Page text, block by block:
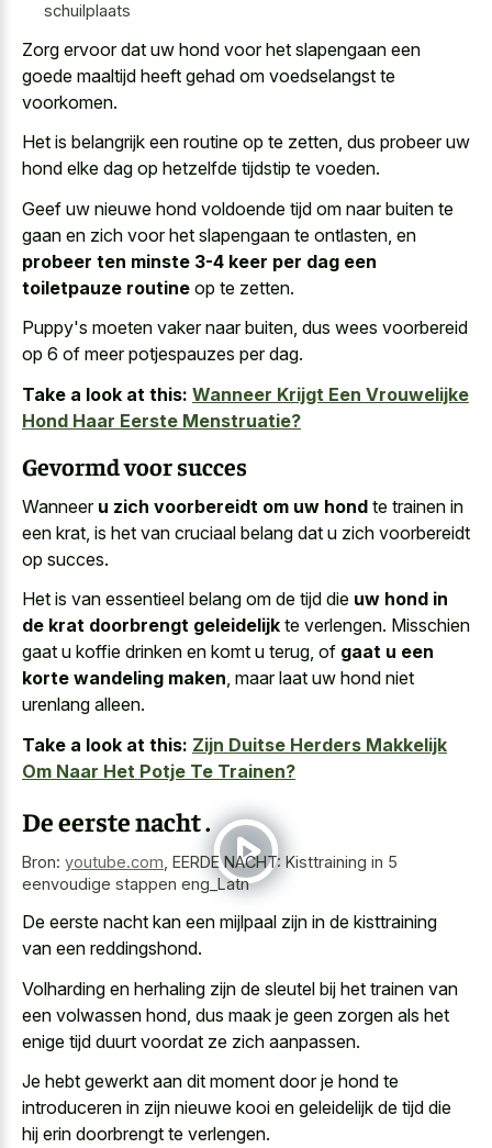
schuilplaats
Zorg ervoor dat uw hond voor het slapengaan een
goede maaltijd heeft gehad om voedselangst te
voorkomen.
Het is belangrijk een routine op te zetten, dus probeer uw
hond elke dag op hetzelfde tijdstip te voeden.
Geef uw nieuwe hond voldoende tijd om naar buiten te
gaan en zich voor het slapengaan te ontlasten, en
probeer ten minste 3-4 keer per dag een
toiletpauze routine op te zetten.
Puppy's moeten vaker naar buiten, dus wees voorbereid
op 6 of meer potjespauzes per dag.
Take a look at this: Wanneer Krijgt Een Vrouwelijke
Hond Haar Eerste Menstruatie?
Gevormd voor succes
Wanneer u zich voorbereidt om uw hond te trainen in
een krat, is het van cruciaal belang dat u zich voorbereidt
op succes.
Het is van essentieel belang om de tijd die uw hond in
de krat doorbrengt geleidelijk te verlengen. Misschien
gaat u koffie drinken en komt u terug, of gaat u een
korte wandeling maken, maar laat uw hond niet
urenlang alleen.
Take a look at this: Zijn Duitse Herders Makkelijk
Om Naar Het Potje Te Trainen?
De eerste nacht .
Bron: youtube.com EERDE NACHT: Kisttraining in 5
eenvoudige stappen eng_Latn
De eerste nacht kan een mijlpaal zijn in de kisttraining
van een reddingshond.
Volharding en herhaling zijn de sleutel bij het trainen van
een volwassen hond, dus maak je geen zorgen als het
enige tijd duurt voordat ze zich aanpassen.
Je hebt gewerkt aan dit moment door je hond te
introduceren in zijn nieuwe kooi en geleidelijk de tijd die
hij erin doorbrengt te verlengen.